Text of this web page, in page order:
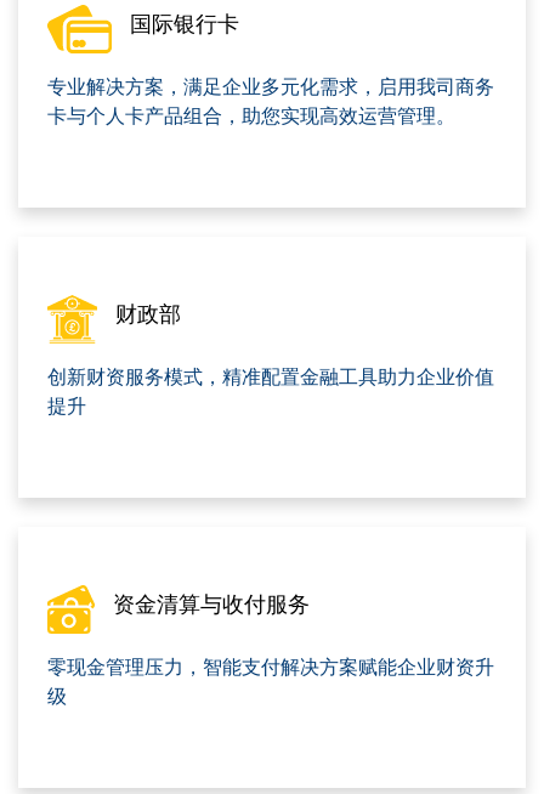
国际银行卡
专业解决方案，满足企业多元化需求，启用我司商务
卡与个人卡产品组合，助您实现高效运营管理。
财政部
创新财资服务模式，精准配置金融工具助力企业价值
提升
资金清算与收付服务
零现金管理压力，智能支付解决方案赋能企业财资升
级